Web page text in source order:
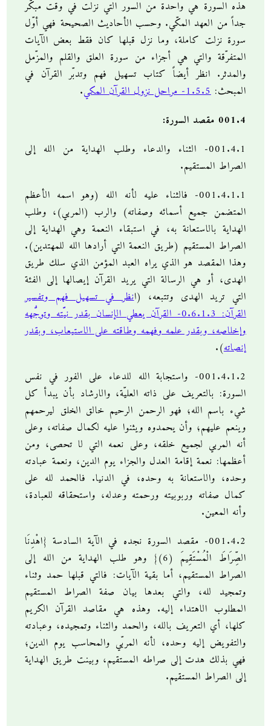
هذه السورة هي واحدة من السور التي نزلت في وقت مبكّر
جداً من العهد المكّي. وحسب الأحاديث الصحيحة فهي أوّل
سورة نزلت كاملة، وما نزل قبلها كان فقط بعض الآيات
المتفرّقة والتي هي أجزاء من سورة العلق والقلم والمزّمل
والمدثر. انظر أيضاً كتاب تسهيل فهم وتدبّر القرآن في
المبحث:1.5.5- مراحل نزول القرآن المكي
.
001.4 مقصد السورة:
001.4.1- الثناء والدعاء وطلب الهداية من الله إلى
الصراط المستقيم.
001.4.1.1- فالثناء عليه لأنه الله (وهو اسمه الأعظم
المتضمن جميع أسمائه وصفاته) والرب (المربي)، وطلب
الهداية بالاستعانة به، في استبقاء النعمة وهي الهداية إلى
الصراط المستقيم (طريق النعمة التي أرادها الله للمهتدين).
وهذا المقصد هو الذي يراه العبد المؤمن الذي سلك طريق
الهدى، أو هي الرسالة التي يريد القرآن إيصالها إلى الفئة
التي تريد الهدى وتتبعه، (انظر في تسهيل فهم وتفسير
القرآن: 0.6.1.3- القرآن يعطي الإنسان بقدر نيَّته وتوجُّهه
وإخلاصه، وبقدر علمه وفهمه وطاقته على الاستيعاب، وبقدر
إنصاته).
001.4.1.2- واستجابة الله للدعاء على الفور في نفس
السورة: بالتعريف على ذاته العليّة، والارشاد بأن يبدأ كل
شيء باسم الله؛ فهو الرحمن الرحيم خالق الخلق ليرحمهم
وينعم عليهم؛ وأن يحمدوه ويثنوا عليه لكمال صفاته، وعلى
أنه المربي لجميع خلقه، وعلى نعمه التي لا تحصى، ومن
أعظمها: نعمة إقامة العدل والجزاء يوم الدين، ونعمة عبادته
وحده، والاستعانة به وحده، في الدنيا. فالحمد لله على
كمال صفاته وربوبيته ورحمته وعدله، واستحقاقه للعبادة،
وأنه المعين.
001.4.2- مقصد السورة نجده في الآية السادسة {اهْدِنَا
الصِّرَاطَ الْمُسْتَقِيمَ (6)} وهو طلب الهداية من الله إلى
الصراط المستقيم، أما بقية الآيات: فالتي قبلها حمد وثناء
وتمجيد لله، والتي بعدها بيان صفة الصراط المستقيم
المطلوب الاهتداء إليه. وهذه هي مقاصد القرآن الكريم
كلها، أي التعريف بالله، والحمد والثناء وتمجيده، وعبادته
والتفويض إليه وحده، لأنه المربّي والمحاسب يوم الدين؛
فهي بذلك هدت إلى صراطه المستقيم، وبينت طريق الهداية
إلى الصراط المستقيم.